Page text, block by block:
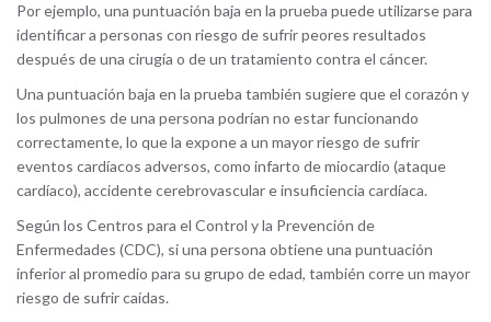
Por ejemplo, una puntuación baja en la prueba puede utilizarse para
identificar a personas con riesgo de sufrir peores resultados
después de una cirugía o de un tratamiento contra el cáncer.
Una puntuación baja en la prueba también sugiere que el corazón y
los pulmones de una persona podrían no estar funcionando
correctamente, lo que la expone a un mayor riesgo de sufrir
eventos cardíacos adversos, como infarto de miocardio (ataque
cardíaco), accidente cerebrovascular e insuficiencia cardíaca.
Según los Centros para el Control y la Prevención de
Enfermedades (CDC), si una persona obtiene una puntuación
inferior al promedio para su grupo de edad, también corre un mayor
riesgo de sufrir caídas.